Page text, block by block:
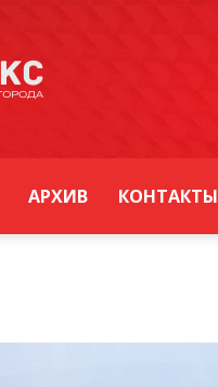
АРХИВ КОНТАКТЫ